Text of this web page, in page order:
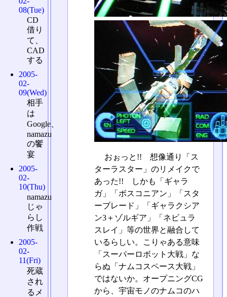
おぉっと!! 想像通り「ス
ターラスター」のリメイクで
あった!! しかも「ギャラ
ガ」「ボスコニアン」「スタ
ーブレード」「ギャラクシア
ン3＋ゾルギア」「ネビュラ
スレイ」等の世界と融合して
いるらしい。こりゃある意味
「スーパーロボット大戦」な
らぬ「ナムコスペース大戦」
ではないか。オープニングCG
から、宇宙モノのナムコのハ
08(Tue)
CD
借り
て、
CAD
する
2005-
02-
09(Wed)
相手
は
Google、
namazu
の饗
宴
2005-
02-
10(Thu)
namazu
じゃ
らし
作戦
2005-
02-
11(Fri)
死蔵
され
るメ